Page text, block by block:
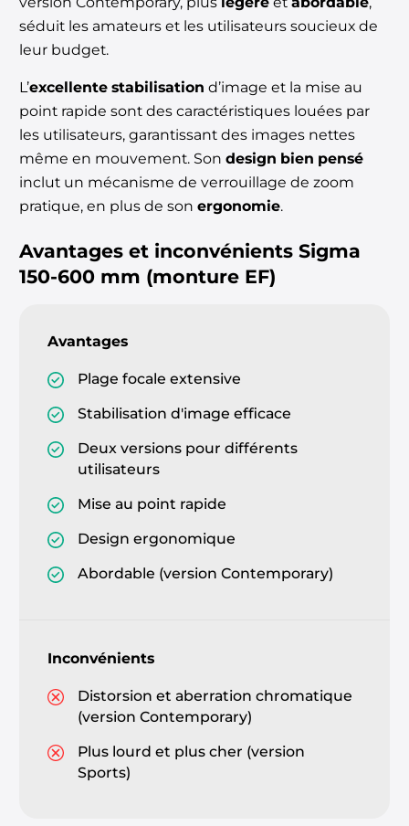
séduit les amateurs et les utilisateurs soucieux de
leur budget.
L’excellente stabilisation d’image et la mise au
point rapide sont des caractéristiques louées par
les utilisateurs, garantissant des images nettes
même en mouvement. Son design bien pensé
inclut un mécanisme de verrouillage de zoom
pratique, en plus de son ergonomie.
Avantages et inconvénients Sigma
150-600 mm (monture EF)
Avantages
Plage focale extensive
Stabilisation d'image efficace
Deux versions pour différents
utilisateurs
Mise au point rapide
Design ergonomique
Abordable (version Contemporary)
Inconvénients
Distorsion et aberration chromatique
(version Contemporary)
Plus lourd et plus cher (version
Sports)